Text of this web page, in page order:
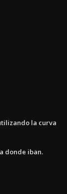
la curva
donde iban.